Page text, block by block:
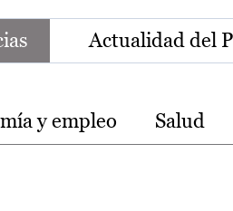
Actualidad del
y empleo Salud